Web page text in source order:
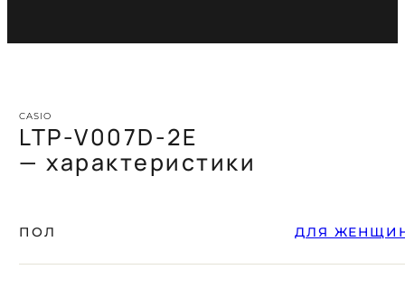
CASIO
LTP-V007D-2E
— характеристики
ПОЛ ДЛЯ